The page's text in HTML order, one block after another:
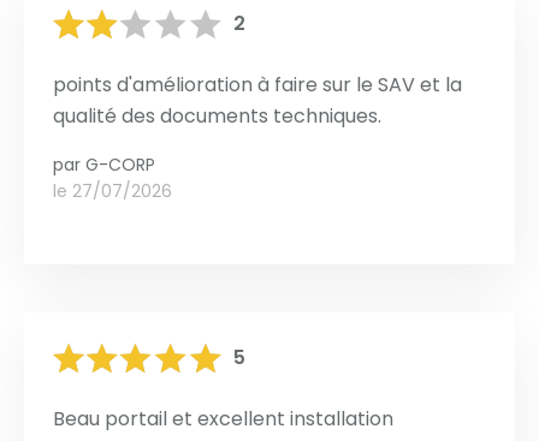
2
points d'amélioration à faire sur le SAV et la
qualité des documents techniques.
par G-CORP
le 27/07/2026
5
Beau portail et excellent installation